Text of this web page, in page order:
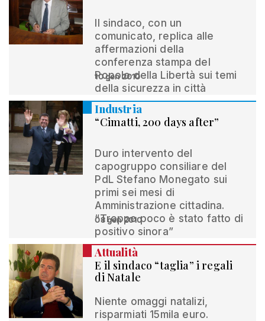
Il sindaco, con un
comunicato, replica alle
affermazioni della
conferenza stampa del
Popolo della Libertà sui temi
della sicurezza in città
10 gen 2010
Industria
“Cimatti, 200 days after”
Duro intervento del
capogruppo consiliare del
PdL Stefano Monegato sui
primi sei mesi di
Amministrazione cittadina.
“Troppo poco è stato fatto di
positivo sinora”
08 gen 2010
Attualità
E il sindaco “taglia” i regali
di Natale
Niente omaggi natalizi,
risparmiati 15mila euro.